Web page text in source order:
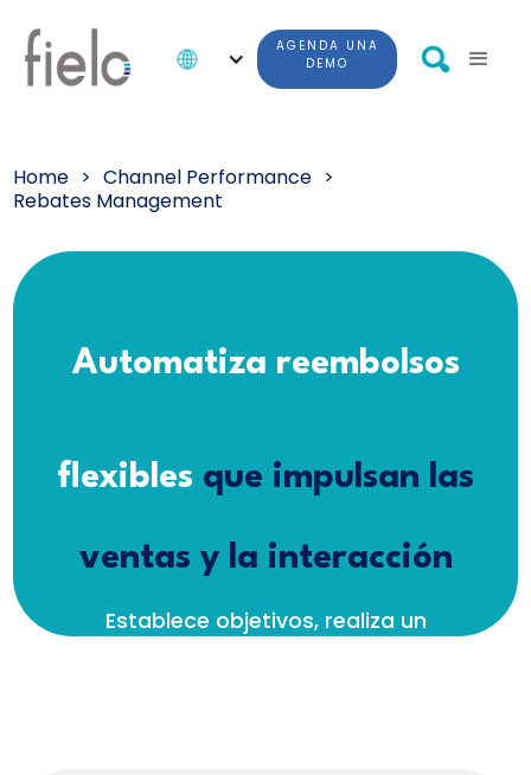
AGENDA UNA
DEMO
Home > Channel Performance >
Rebates Management
Automatiza reembolsos
flexibles que impulsan las
ventas y la interacción
Establece objetivos, realiza un